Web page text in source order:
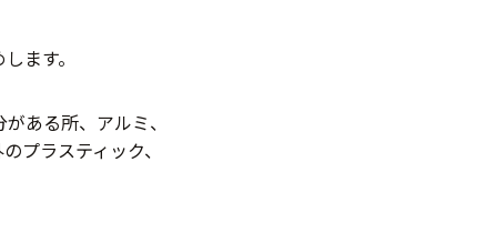
ます。
ある所、アルミ、
プラスティック、